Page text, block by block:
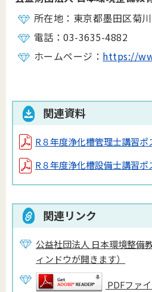
所在地：東京都墨田区菊
電話：03-3635-4882
ホームページ： https://
関連資料
R８年度浄化槽管理士講習ポ
R８年度浄化槽設備士講習ポ
関連リンク
公益社団法人 日本環境整備
ィンドウが開きます）
PDFファ